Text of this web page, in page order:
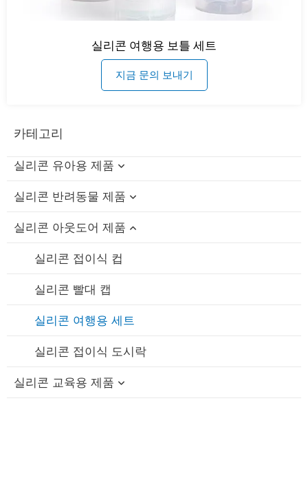
카테고리
실리콘 유아용 제품
실리콘 아기 목욕 장난감
실리콘 보틀 브러쉬
실리콘 수유 그릇 / 스푼 세트
실리콘 턱받이
실리콘 아기 치발기
실리콘 젖꼭지
실리콘 빨대 컵
실리콘 반려동물 제품
실리콘 고양이 이빨 장난감
실리콘 반려견 씹는 장난감
실리콘 펫 목욕 브러쉬
실리콘 반려동물 먹이 그릇
실리콘 반려동물 핥기 매트
실리콘 반려동물 간식 가방
실리콘 아웃도어 제품
실리콘 접이식 컵
실리콘 빨대 캡
실리콘 여행용 세트
실리콘 접이식 도시락
실리콘 교육용 제품
실리콘 여행용 보틀 세트
지금 문의 보내기